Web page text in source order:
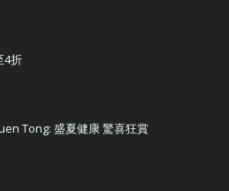
4折
Tong: 盛夏健康 驚喜狂賞